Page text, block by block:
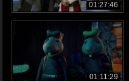
01:27:46
01:11:29